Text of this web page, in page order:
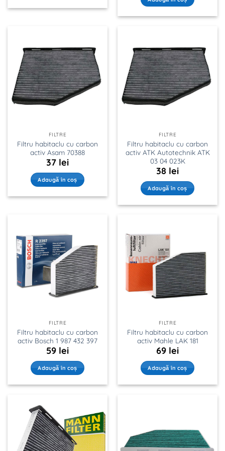
FILTRE
Filtru habitaclu cu carbon
activ Asam 70388
37 lei
Adaugă în coș
FILTRE
Filtru habitaclu cu carbon
activ ATK Autotechnik ATK
03 04 023K
38 lei
Adaugă în coș
FILTRE
Filtru habitaclu cu carbon
activ Bosch 1 987 432 397
59 lei
Adaugă în coș
FILTRE
Filtru habitaclu cu carbon
activ Mahle LAK 181
69 lei
Adaugă în coș